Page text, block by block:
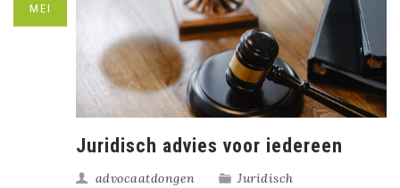
MEI
Juridisch advies voor iedereen
advocaatdongen Juridisch